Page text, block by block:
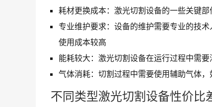
耗材更换成本：激光切割设备的一些关键
专业维护要求：设备的维护需要专业的技
使用成本较高
能耗较大：激光切割设备在运行过程中需
气体消耗：切割过程中需要使用辅助气体
不同类型激光切割设备性价比